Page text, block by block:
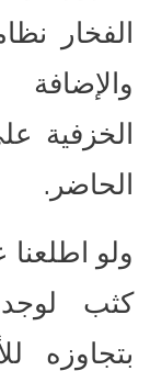
الفخار
الخزفية
الحاضر .
ولو
كثب
بتجاوزه